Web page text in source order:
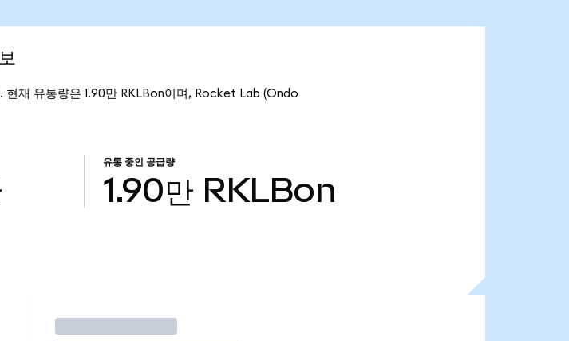
재 유통량은 1.90만 RKLBon이며, Rocket Lab (Ondo
유통 중인 공급량
1.90만 RKLBon
거래